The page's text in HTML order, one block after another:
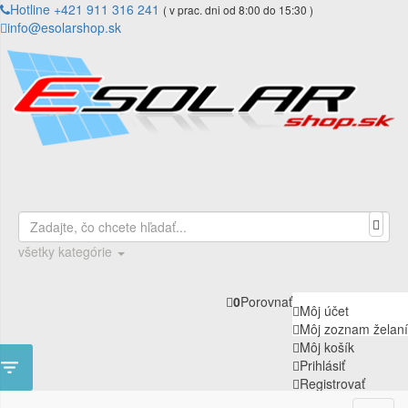
Hotline +421 911 316 241 ( v prac. dni od 8:00 do 15:30 )
info@esolarshop.sk
všetky kategórie
Môj účet
Môj zoznam želaní
Môj košík
Prihlásiť
Registrovať
0Porovnať